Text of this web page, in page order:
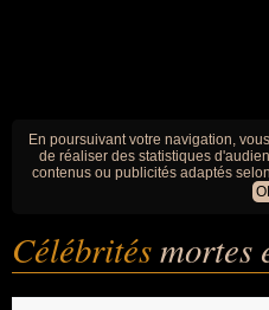
En poursuivant votre navigation,
de réaliser des statistiques
contenus ou publicités adaptés
Célébritésmortes